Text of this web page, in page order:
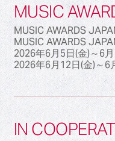
MUSIC
MUSIC AWARDS
MUSIC AWARDS
2026年6月5日(金)～6
2026年6月12日(金)～6
IN